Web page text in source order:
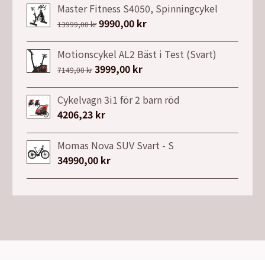
Master Fitness S4050, Spinningcykel
13999,00kr Det
priset
var:
9990,00 krDet
priset
Motionscykel AL2 Bäst i Test (Svart)
7149,00kr Det
priset
var:
3999,00 krDet
priset
Cykelvagn 3i1 för 2 barn röd
4206,23 kr
Momas Nova SUV Svart - S
34990,00 kr